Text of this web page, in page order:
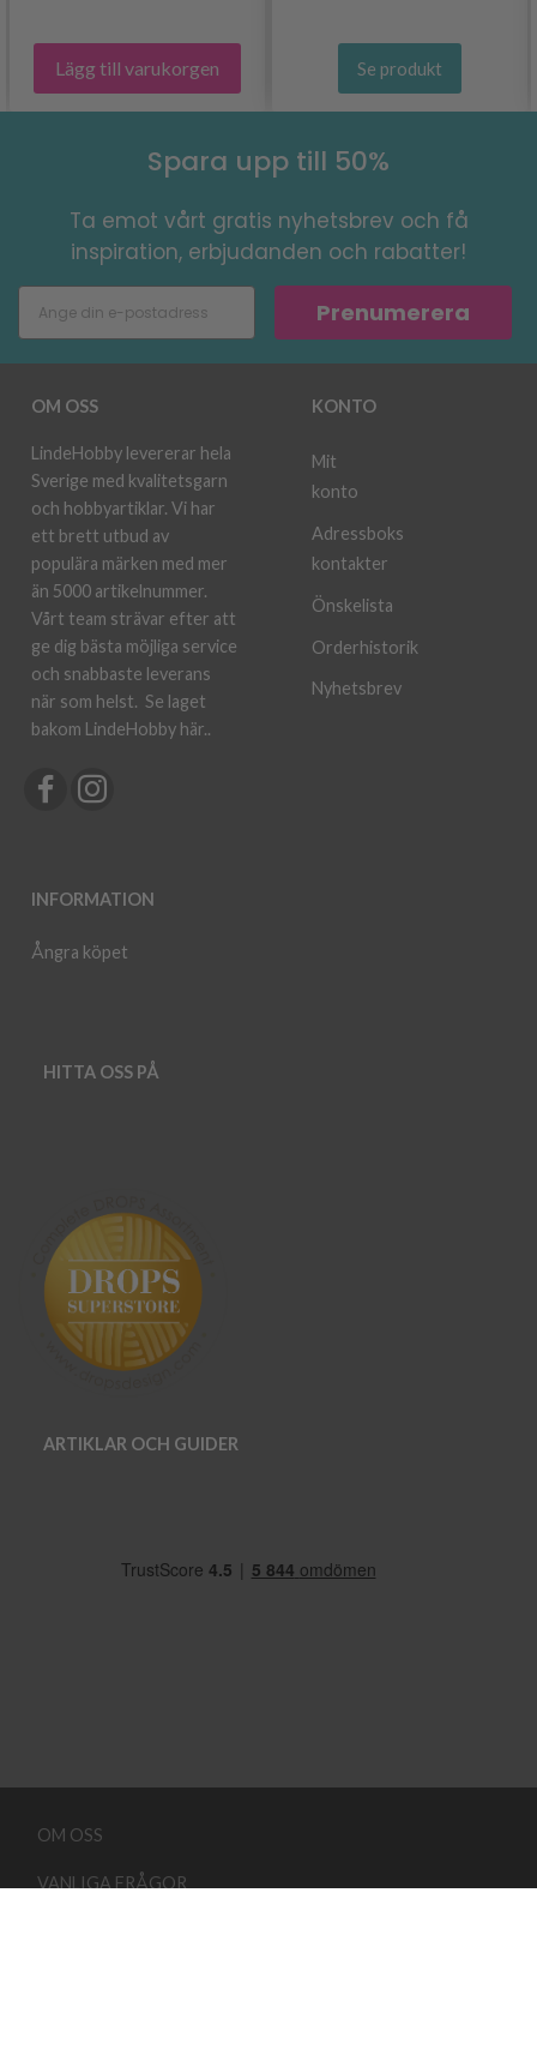
Lägg till varukorgen Se produkt
Spara upp till 50%
Ta emot vårt gratis nyhetsbrev och få
inspiration, erbjudanden och rabatter!
Prenumerera
OM OSS
LindeHobby levererar hela
Sverige med kvalitetsgarn
och hobbyartiklar. Vi har
ett brett utbud av
populära märken med mer
än 5000 artikelnummer.
Vårt team strävar efter att
ge dig bästa möjliga service
och snabbaste leverans
när som helst. Se laget
bakom LindeHobby här..
INFORMATION
Ångra köpet
KONTO
Mit
konto
Adressboks
kontakter
Önskelista
Orderhistorik
Nyhetsbrev
HITTA OSS PÅ
ARTIKLAR OCH GUIDER
OM OSS
VANLIGA FRÅGOR